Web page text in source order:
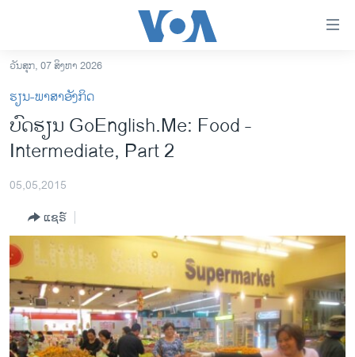
ເຂົ້າ
ຫາ
ຂ້າມ
ຂ້າມ
ຂ້າມ
ຫາ
ລາວ
ອາເມຣິກາ
ຂ່າວ​ຈີນ
ໂລກ
ເອເຊຍ
ອິດສະຫຼະພາບດ້ານການຂ່າວ
ຊີວິດຊາວລາວ
ຊຸມຊົນຊາວລາວ
ວັນສຸກ, 07 ສິງຫາ 2026
ຮຽນ-ພາສາອັງກິດ
ບົດຮຽນ GoEnglish.Me: Food -
Intermediate, Part 2
05,05,2015
ແຊຣ໌